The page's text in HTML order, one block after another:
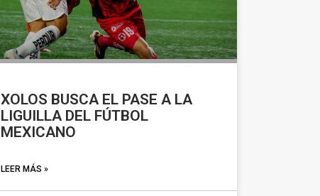
XOLOS BUSCA EL PASE A LA
LIGUILLA DEL FÚTBOL
MEXICANO
LEER MÁS »